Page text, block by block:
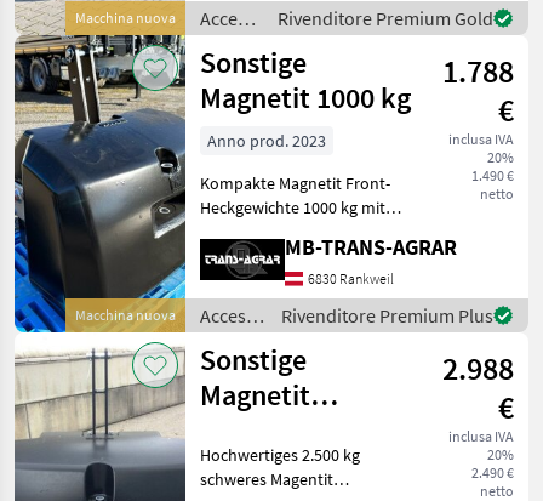
Macchina nuova
Accessori
per
trattore
/
Pateer
Rivenditore Premium Gold
Macchina nuova
Sonstige
Magnetit 1000 kg
1.788
€
inclusa IVA
20%
1.490 €
netto
Anno prod. 2023
Kompakte Magnetit Front-
Heckgewichte 1000 kg mit
spezielle Betonmischung
mit extra hoher Dichte -
maximales Gewicht auf
kleinster Größe! Diverse
MB-TRANS-AGRAR
6830 Rankweil
Accessori
per
trattore
/
Sonstige
Rivenditore Premium Plus
Sonstige
Magnetit
Frontgewicht/Frontballast
2000 Kg oder
2.988
€
inclusa IVA
20%
2.490 €
netto
Hochwertiges 2.500 kg
schweres Magentit